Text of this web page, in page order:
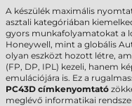
A készülék maximális
asztali kategóriában
gyors munkafolyamatokat a
Honeywell, mint a globális
olyan eszközt hozott létre,
(FP, DP, IPL) kezeli, hanem
emulációjára is. Ez a
PC43D címkenyomtató
meglévő informatikai